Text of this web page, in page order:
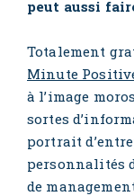
peut aussi
Totalement
Minute
à l’image
sortes
portrait
personnalités
de